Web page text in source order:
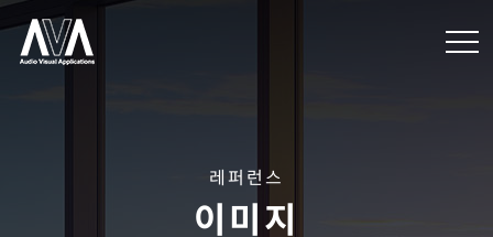
레퍼런스
이미지